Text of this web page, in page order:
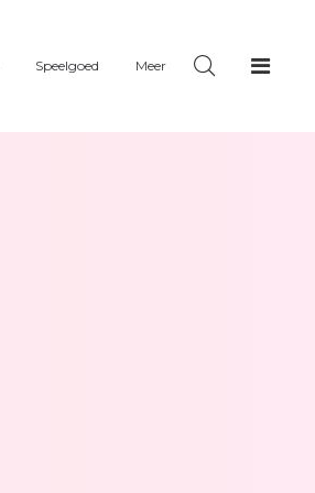
Speelgoed Meer